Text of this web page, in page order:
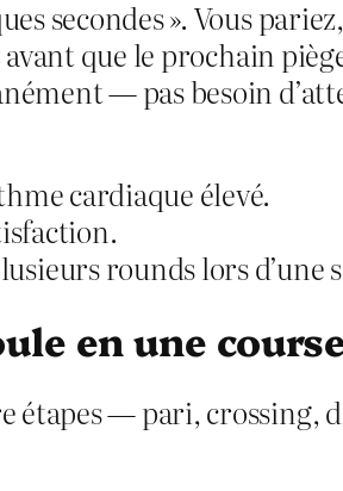
secondes ». Vous
que le prochain
— pas besoin
cardiaque élevé.
rounds lors d’une
en une
— pari, crossing,